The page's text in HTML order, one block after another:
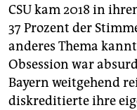
CSU kam 2018 in
37 Prozent der
anderes Thema
Obsession war
Bayern weitgehend
diskreditierte ihre